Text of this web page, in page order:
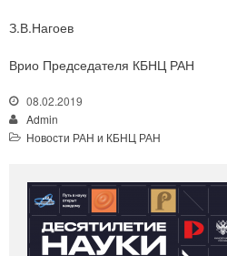
З.В.Нагоев
Врио Председателя КБНЦ РАН
08.02.2019
Admin
Новости РАН и КБНЦ РАН